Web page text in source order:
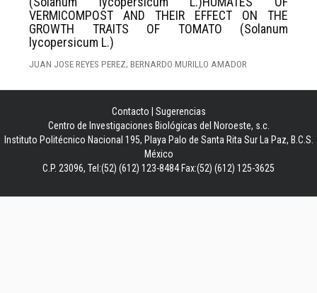
VERMICOMPOST AND THEIR EFFECT ON THE
GROWTH TRAITS OF TOMATO (Solanum
lycopersicum L.)
JUAN JOSE REYES PEREZ; BERNARDO MURILLO AMADOR
Contacto
Sugerencias
Centro de Investigaciones Biológicas del Noroeste, s.c.
Instituto Politécnico Nacional 195, Playa Palo de Santa Rita Sur La Paz, B.C.S.
México
C.P. 23096, Tel:(52) (612) 123-8484 Fax:(52) (612) 125-3625